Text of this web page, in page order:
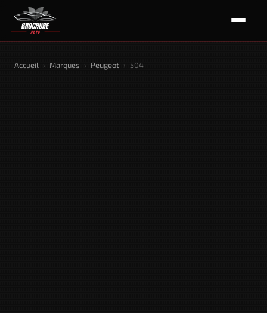
Accueil › Marques › Peugeot › 504